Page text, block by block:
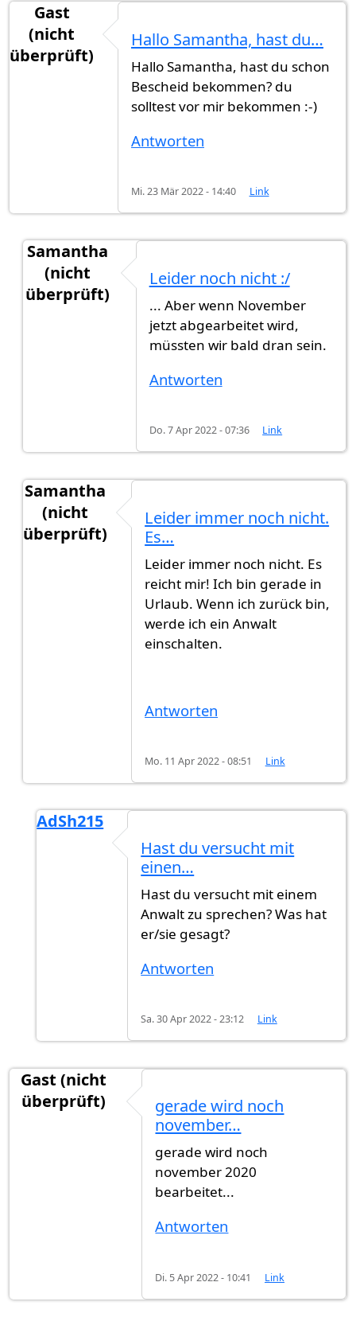
Gast
(nicht
überprüft)
Hallo Samantha, hast du…
Hallo Samantha, hast du schon
Bescheid bekommen? du
solltest vor mir bekommen :-)
Antworten
Mi. 23 Mär 2022 - 14:40 Link
Samantha
(nicht
überprüft)
Hallo Samantha, hast du…von
Leider noch nicht :/
... Aber wenn November
jetzt abgearbeitet wird,
müssten wir bald dran sein.
Antworten
Do. 7 Apr 2022 - 07:36 Link
Samantha
(nicht
überprüft)
Leider immer noch nicht.
Es…
Leider immer noch nicht. Es
reicht mir! Ich bin gerade in
Urlaub. Wenn ich zurück bin,
werde ich ein Anwalt
einschalten.
Antworten
Mo. 11 Apr 2022 - 08:51 Link
AdSh215
Leider immer noch nicht. Es…
Hast du versucht mit
einen…
Hast du versucht mit einem
Anwalt zu sprechen? Was hat
er/sie gesagt?
Antworten
Sa. 30 Apr 2022 - 23:12 Link
Gast (nicht
überprüft)
gerade wird noch
november…
gerade wird noch
november 2020
bearbeitet...
Antworten
Di. 5 Apr 2022 - 10:41 Link